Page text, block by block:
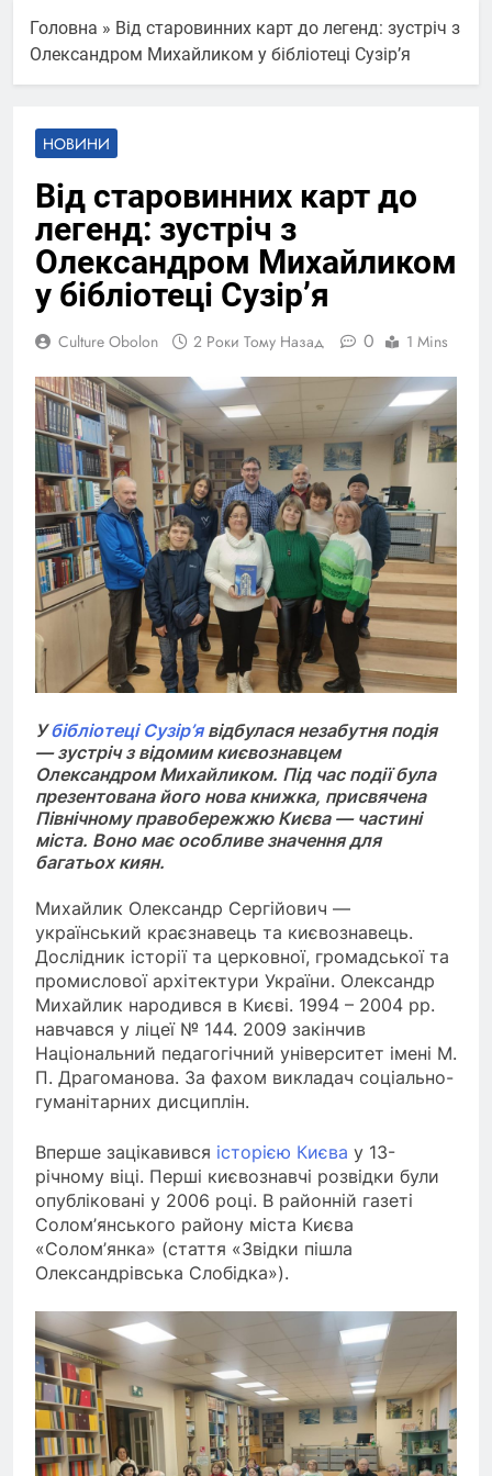
Головна » Від старовинних карт до легенд: зустріч з
Олександром Михайликом у бібліотеці Сузір’я
НОВИНИ
Від старовинних карт до
легенд: зустріч з
Олександром Михайликом
у бібліотеці Сузір’я
Culture Obolon 2 Роки Тому Назад 0 1 Mins
Убібліотеці Сузір’явідбулася незабутня подія
— зустріч з відомим києвознавцем
Олександром Михайликом. Під час події була
презентована його нова книжка, присвячена
Північному правобережжю Києва — частині
міста. Воно має особливе значення для
багатьох киян.
Михайлик Олександр Сергійович —
український краєзнавець та києвознавець.
Дослідник історії та церковної, громадської та
промислової архітектури України. Олександр
Михайлик народився в Києві. 1994 – 2004 рр.
навчався у ліцеї № 144. 2009 закінчив
Національний педагогічний університет імені М.
П. Драгоманова. За фахом викладач соціально-
гуманітарних дисциплін.
Вперше зацікавився історією Києва у 13-
річному віці. Перші києвознавчі розвідки були
опубліковані у 2006 році. В районній газеті
Солом’янського району міста Києва
«Солом’янка» (стаття «Звідки пішла
Олександрівська Слобідка»).